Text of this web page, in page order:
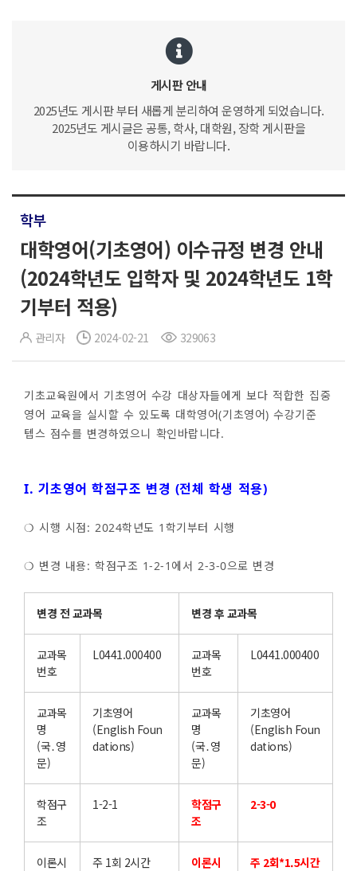
게시판 안내
2025년도 게시판 부터 새롭게 분리하여 운영하게 되었습니다.
2025년도 게시글은 공통, 학사, 대학원, 장학 게시판을
이용하시기 바랍니다.
학부
대학영어(기초영어) 이수규정 변경 안내
(2024학년도 입학자 및 2024학년도 1학
기부터 적용)
관리자 2024-02-21 329063
기초교육원에서 기초영어 수강 대상자들에게 보다 적합한 집중
영어 교육을 실시할 수 있도록 대학영어(기초영어) 수강기준
텝스 점수를 변경하였으니 확인바랍니다.
I. 기초영어 학점구조 변경 (전체 학생 적용)
❍ 시행 시점: 2024학년도 1학기부터 시행
❍ 변경 내용: 학점구조 1-2-1에서 2-3-0으로 변경
변경 전 교과목 변경 후 교과목
교과목
번호
L0441.000400
교과목
번호
L0441.000400
교과목
명
(국․영
문)
기초영어
(English Foun
dations)
교과목
명
(국․영
문)
기초영어
(English Foun
dations)
학점구
조
1-2-1
학점구
조
2-3-0
이론시
주 1회 2시간
이론시
주 2회*1.5시간